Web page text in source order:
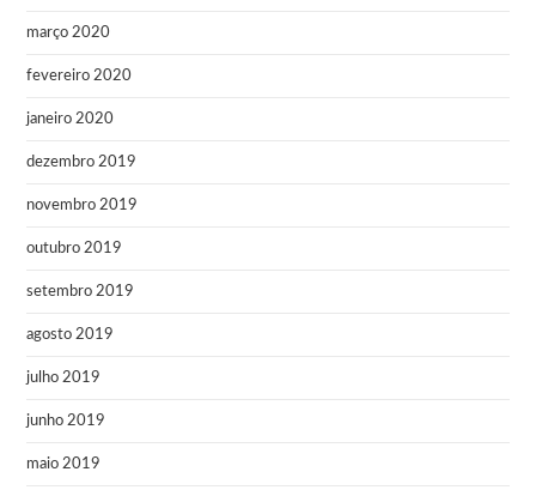
março 2020
fevereiro 2020
janeiro 2020
dezembro 2019
novembro 2019
outubro 2019
setembro 2019
agosto 2019
julho 2019
junho 2019
maio 2019